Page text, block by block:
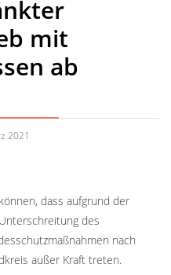
mit
ab
2021
dass aufgrund der
des
nach
außer Kraft treten.